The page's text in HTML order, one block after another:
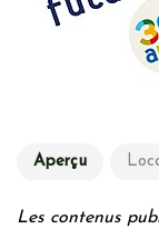
Aperçu
Les contenus